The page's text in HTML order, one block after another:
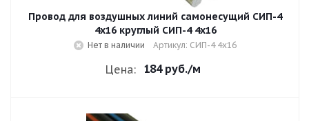
Провод для воздушных линий самонесущий СИП-4
4х16 круглый СИП-4 4х16
Нет в наличии Артикул: СИП-4 4х16
Цена: 184 руб./м